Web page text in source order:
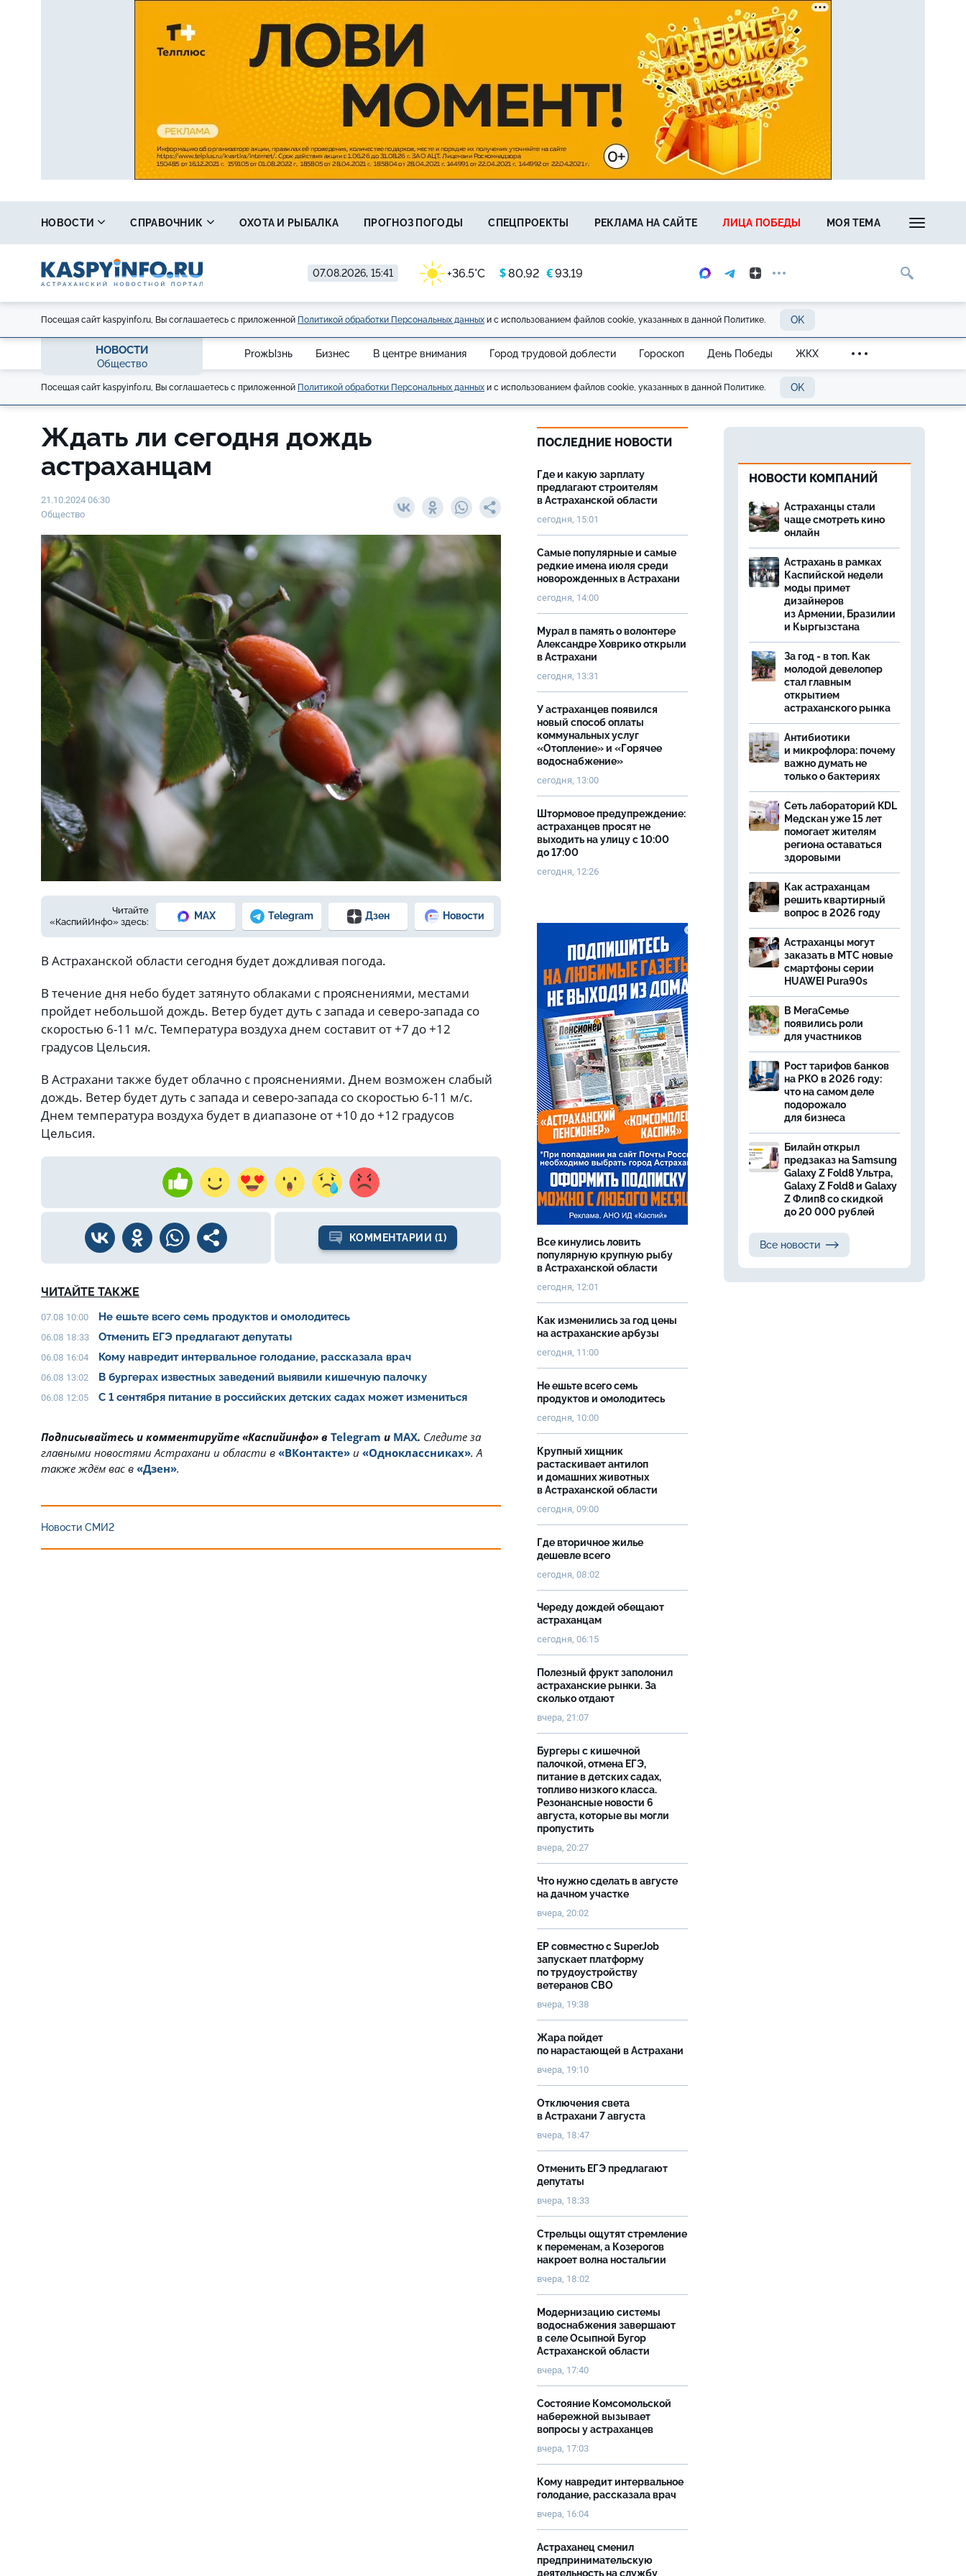
07.08.2026, 15:41 +36.5°C $80,92 €93,19
НОВОСТИ СПРАВОЧНИК ОХОТА И РЫБАЛКА ПРОГНОЗ ПОГОДЫ СПЕЦПРОЕКТЫ РЕКЛАМА НА САЙТЕ ЛИЦА ПОБЕДЫ МОЯ ТЕМА
Посещая сайт kaspyinfo.ru, Вы соглашаетесь с приложенной Политикой обработки Персональных данных и с использованием файлов cookie, указанных в данной Политике. OK
НОВОСТИ
Общество
ProжЫзнь Бизнес В центре внимания Город трудовой доблести Гороскоп День Победы ЖКХ
Посещая сайт kaspyinfo.ru, Вы соглашаетесь с приложенной Политикой обработки Персональных данных и с использованием файлов cookie, указанных в данной Политике. OK
Ждать ли сегодня дождь
астраханцам
21.10.2024 06:30
Общество
Фото: Е. Зимней
Читайте
«КаспийИнфо» здесь:
MAX Telegram Дзен Новости
В Астраханской области сегодня будет дождливая погода.
В течение дня небо будет затянуто облаками с прояснениями, местами
пройдет небольшой дождь. Ветер будет дуть с запада и северо-запада со
скоростью 6-11 м/с. Температура воздуха днем составит от +7 до +12
градусов Цельсия.
В Астрахани также будет облачно с прояснениями. Днем возможен слабый
дождь. Ветер будет дуть с запада и северо-запада со скоростью 6-11 м/с.
Днем температура воздуха будет в диапазоне от +10 до +12 градусов
Цельсия.
КОММЕНТАРИИ (1)
ЧИТАЙТЕ ТАКЖЕ
07.08 10:00 Не ешьте всего семь продуктов и омолодитесь
06.08 18:33 Отменить ЕГЭ предлагают депутаты
06.08 16:04 Кому навредит интервальное голодание, рассказала врач
06.08 13:02 В бургерах известных заведений выявили кишечную палочку
06.08 12:05 С 1 сентября питание в российских детских садах может измениться
Подписывайтесь и комментируйте «Каспийинфо» в Telegram и MAX. Cледите за
главными новостями Астрахани и области в «ВКонтакте» и «Одноклассниках». А
также ждём вас в «Дзен».
Новости СМИ2
ПОСЛЕДНИЕ НОВОСТИ
Где и какую зарплату
предлагают строителям
в Астраханской области
сегодня, 15:01
Самые популярные и самые
редкие имена июля среди
новорожденных в Астрахани
сегодня, 14:00
Мурал в память о волонтере
Александре Ховрико открыли
в Астрахани
сегодня, 13:31
У астраханцев появился
новый способ оплаты
коммунальных услуг
«Отопление» и «Горячее
водоснабжение»
сегодня, 13:00
Штормовое предупреждение:
астраханцев просят не
выходить на улицу с 10:00
до 17:00
сегодня, 12:26
Все кинулись ловить
популярную крупную рыбу
в Астраханской области
сегодня, 12:01
Как изменились за год цены
на астраханские арбузы
сегодня, 11:00
Не ешьте всего семь
продуктов и омолодитесь
сегодня, 10:00
Крупный хищник
растаскивает антилоп
и домашних животных
в Астраханской области
сегодня, 09:00
Где вторичное жилье
дешевле всего
сегодня, 08:02
Череду дождей обещают
астраханцам
сегодня, 06:15
Полезный фрукт заполонил
астраханские рынки. За
сколько отдают
вчера, 21:07
Бургеры с кишечной
палочкой, отмена ЕГЭ,
питание в детских садах,
топливо низкого класса.
Резонансные новости 6
августа, которые вы могли
пропустить
вчера, 20:27
Что нужно сделать в августе
на дачном участке
вчера, 20:02
ЕР совместно с SuperJob
запускает платформу
по трудоустройству
ветеранов СВО
вчера, 19:38
Жара пойдет
по нарастающей в Астрахани
вчера, 19:10
Отключения света
в Астрахани 7 августа
вчера, 18:47
Отменить ЕГЭ предлагают
депутаты
вчера, 18:33
Стрельцы ощутят стремление
к переменам, а Козерогов
накроет волна ностальгии
вчера, 18:02
Модернизацию системы
водоснабжения завершают
в селе Осыпной Бугор
Астраханской области
вчера, 17:40
Состояние Комсомольской
набережной вызывает
вопросы у астраханцев
вчера, 17:03
Кому навредит интервальное
голодание, рассказала врач
вчера, 16:04
Астраханец сменил
предпринимательскую
деятельность на службу
НОВОСТИ КОМПАНИЙ
Астраханцы стали
чаще смотреть кино
онлайн
Астрахань в рамках
Каспийской недели
моды примет
дизайнеров
из Армении, Бразилии
и Кыргызстана
За год - в топ. Как
молодой девелопер
стал главным
открытием
астраханского рынка
Антибиотики
и микрофлора: почему
важно думать не
только о бактериях
Сеть лабораторий KDL
Медскан уже 15 лет
помогает жителям
региона оставаться
здоровыми
Как астраханцам
решить квартирный
вопрос в 2026 году
Астраханцы могут
заказать в МТС новые
смартфоны серии
HUAWEI Pura90s
В МегаСемье
появились роли
для участников
Рост тарифов банков
на РКО в 2026 году:
что на самом деле
подорожало
для бизнеса
Билайн открыл
предзаказ на Samsung
Galaxy Z Fold8 Ультра,
Galaxy Z Fold8 и Galaxy
Z Флип8 со скидкой
до 20 000 рублей
Все новости